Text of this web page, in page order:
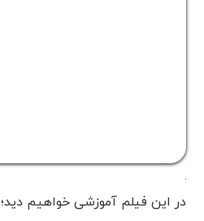
در این فیلم آموزشی خواهیم دید؛